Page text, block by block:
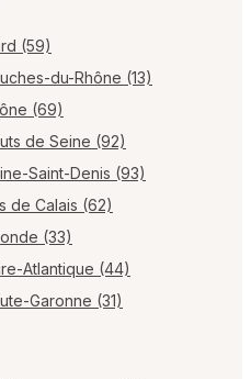
(59)
du-Rhône (13)
(69)
de Seine (92)
Saint-Denis (93)
de Calais (62)
(33)
Atlantique (44)
Garonne (31)